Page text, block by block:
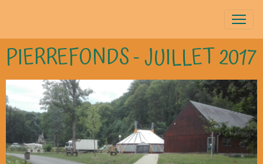
PIERREFONDS - JUILLET 2017